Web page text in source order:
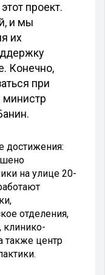
проект.
и мы
их
Конечно,
при
министр
достижения:
на улице 20-
отделения,
клинико-
также центр